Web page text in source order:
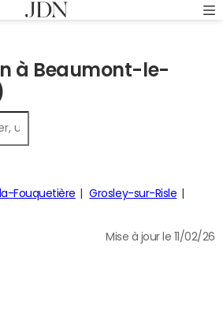
à Beaumont-le-
Fouquetière
Grosley-sur-Risle
Mise à jour le 11/02/26